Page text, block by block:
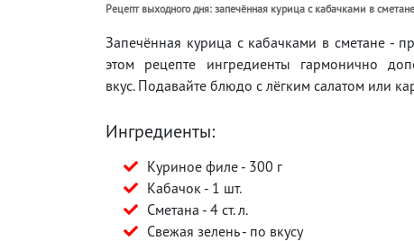
Рецепт выходного дня: запечённая курица с кабачками в сметане
Запечённая курица с кабачками в сметане -
этом рецепте ингредиенты гармонично
вкус. Подавайте блюдо с лёгким салатом или
Ингредиенты:
Куриное филе - 300 г
Кабачок - 1 шт.
Сметана - 4 ст. л.
Свежая зелень - по вкусу